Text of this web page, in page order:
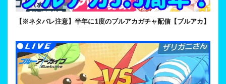
【※ネタバレ注意】半年に1度のブルアカガチャ配信【ブルアカ】